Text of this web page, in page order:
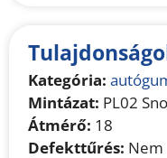
Kategória:
Mintázat: PL02
Átmérő: 18
Defekttűrés: Nem